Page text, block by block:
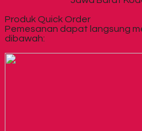
Produk Quick Order
Pemesanan dapat langsung
dibawah: